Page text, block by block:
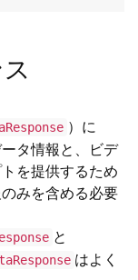
）に
タ情報と、ビデ
を提供するため
みを含める必要
と
はよく